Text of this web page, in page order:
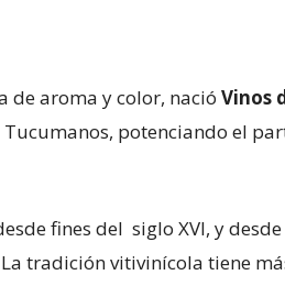
de aroma y color, nació Vinos
potenciando el
fines del siglo XVI, y
tradición vitivinícola tiene